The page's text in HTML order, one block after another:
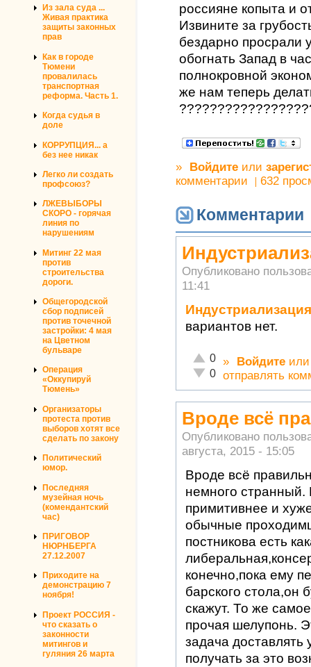
Из зала суда ...
Живая практика
защиты законных
прав
Как в городе
Тюмени
провалилась
транспортная
реформа. Часть 1.
Когда судья в
доле
КОРРУПЦИЯ... а
без нее никак
Легко ли создать
профсоюз?
ЛЖЕВЫБОРЫ
СКОРО - горячая
линия по
нарушениям
Митинг 22 мая
против
строительства
дороги.
Общегородской
сбор подписей
против точечной
застройки: 4 мая
на Цветном
бульваре
Операция
«Оккупируй
Тюмень»
Организаторы
протеста против
выборов хотят все
сделать по закону
Политический
юмор.
Последняя
музейная ночь
(комендантский
час)
ПРИГОВОР
НЮРНБЕРГА
27.12.2007
Приходите на
демонстрацию 7
ноября!
Проект РОССИЯ -
что сказать о
законности
митингов и
гуляния 26 марта
россияне копыта и
Извините за
бездарно просрали
обогнать Запад в
полнокровной
же нам теперь
» Войдите или
комментарии
632
Комментарии
Опубликовано
11:41
вариантов нет.
Отлично!
0
Неадекватно!
0
» Войдите
отправлять
Вроде всё
Опубликовано
августа, 2015 - 15:05
Вроде всё
немного странный.
примитивнее и
обычные
постникова есть
конечно,пока ему
барского стола,он
скажут. То же
прочая шелупонь.
задача доставлять
получать за это